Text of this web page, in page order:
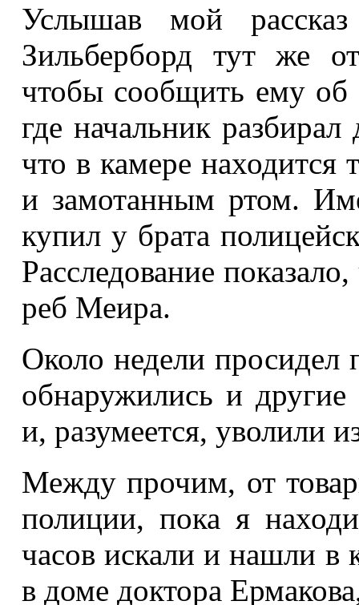
Услышав мой
Зильберборд тут же
чтобы сообщить ему об
где начальник
что в камере находится
и замотанным ртом.
купил у брата
Расследование
реб Меира.
Около недели просидел
обнаружились и
и, разумеется, уволили
Между прочим, от
полиции, пока я
часов искали и нашли в
в доме доктора